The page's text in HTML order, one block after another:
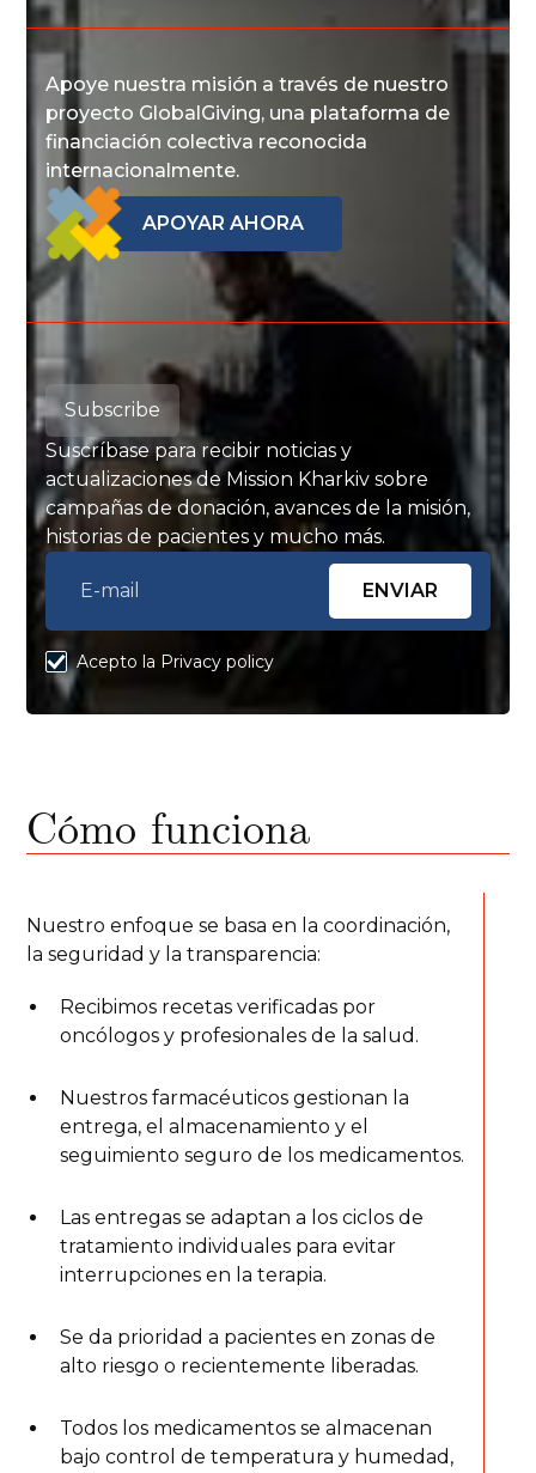
Subscribe
Suscríbase para recibir noticias y
actualizaciones de Mission Kharkiv sobre
campañas de donación, avances de la misión,
historias de pacientes y mucho más.
Acepto la Privacy policy
Apoye nuestra misión a través de nuestro
proyecto GlobalGiving, una plataforma de
financiación colectiva reconocida
internacionalmente.
APOYAR AHORA
Cómo funciona
Nuestro enfoque se basa en la coordinación,
la seguridad y la transparencia:
Recibimos recetas verificadas por
oncólogos y profesionales de la salud.
Nuestros farmacéuticos gestionan la
entrega, el almacenamiento y el
seguimiento seguro de los medicamentos.
Las entregas se adaptan a los ciclos de
tratamiento individuales para evitar
interrupciones en la terapia.
Se da prioridad a pacientes en zonas de
alto riesgo o recientemente liberadas.
Todos los medicamentos se almacenan
bajo control de temperatura y humedad,